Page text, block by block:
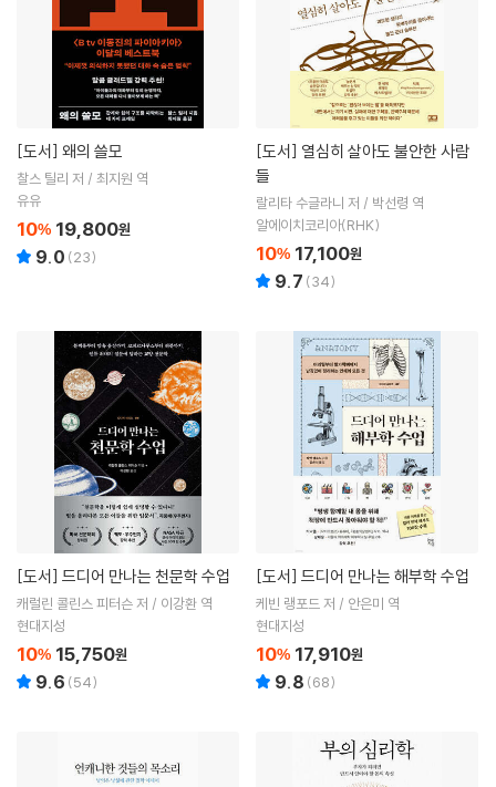
[도서] 왜의 쓸모
찰스 틸리 저 / 최지원 역
유유
10% 19,800원
9.0 (23)
[도서]
들
랄리타 수글라니 저 / 박선령 역
알에이치코리아(RHK)
10% 17,100원
9.7 (34)
[도서] 드디어 만나는 천문학 수업
캐럴린 콜린스 피터슨 저 / 이강환 역
현대지성
10% 15,750원
9.6 (54)
[도서] 드디어 만나는 해부학 수업
케빈 랭포드 저 / 안은미 역
현대지성
10% 17,910원
9.8 (68)